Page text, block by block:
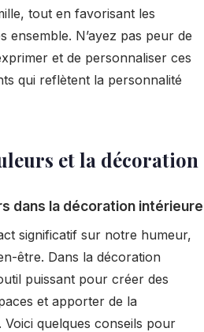
tout en favorisant les
ensemble. N’ayez pas peur de
et de personnaliser ces
qui reflètent la personnalité
et la décoration
dans la décoration intérieure
significatif sur notre humeur,
être. Dans la décoration
puissant pour créer des
et apporter de la
quelques conseils pour